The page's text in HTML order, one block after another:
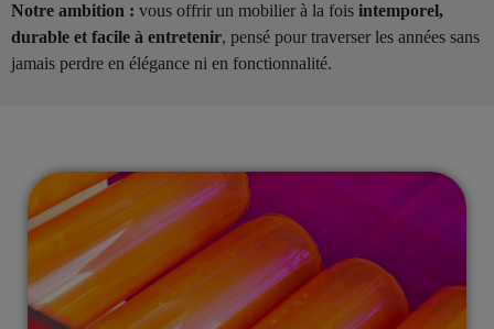
Notre ambition : vous offrir un mobilier à la fois intemporel,
durable et facile à entretenir, pensé pour traverser les années sans
jamais perdre en élégance ni en fonctionnalité.